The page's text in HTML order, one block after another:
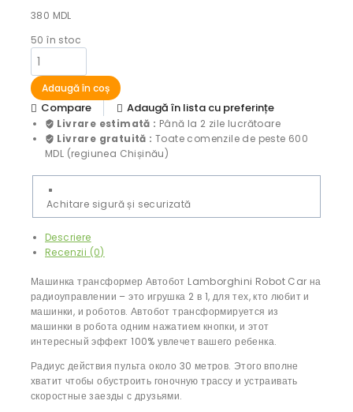
380 MDL
50 în stoc
Adaugă în coș
Compare Adaugă în lista cu preferințe
Livrare estimată : Până la 2 zile lucrătoare
Livrare gratuită :Toate comenzile de peste 600
MDL (regiunea Chișinău)
Achitare sigură și securizată
Descriere
Recenzii (0)
Машинка трансформер Автобот Lamborghini Robot Car на
радиоуправлении – это игрушка 2 в 1, для тех, кто любит и
машинки, и роботов. Автобот трансформируется из
машинки в робота одним нажатием кнопки, и этот
интересный эффект 100% увлечет вашего ребенка.
Радиус действия пульта около 30 метров. Этого вполне
хватит чтобы обустроить гоночную трассу и устраивать
скоростные заезды с друзьями.